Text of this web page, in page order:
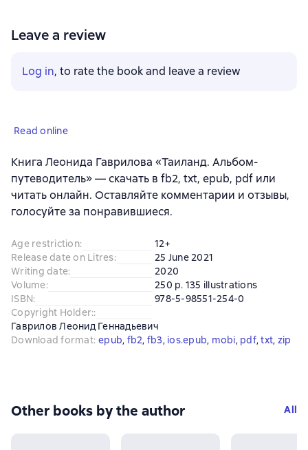
Leave a review
Log in, to rate the book and leave a review
Read online
Книга Леонида Гаврилова «Таиланд. Альбом-
путеводитель» — скачать в fb2, txt, epub, pdf или
читать онлайн. Оставляйте комментарии и отзывы,
голосуйте за понравившиеся.
Age restriction:
12+
Release date on Litres:
25 June 2021
Writing date:
2020
Volume:
250 p. 135 illustrations
ISBN:
978-5-98551-254-0
Copyright Holder::
Гаврилов Леонид Геннадьевич
Download format: epub, fb2, fb3, ios.epub, mobi, pdf, txt, zip
Other books by the author All